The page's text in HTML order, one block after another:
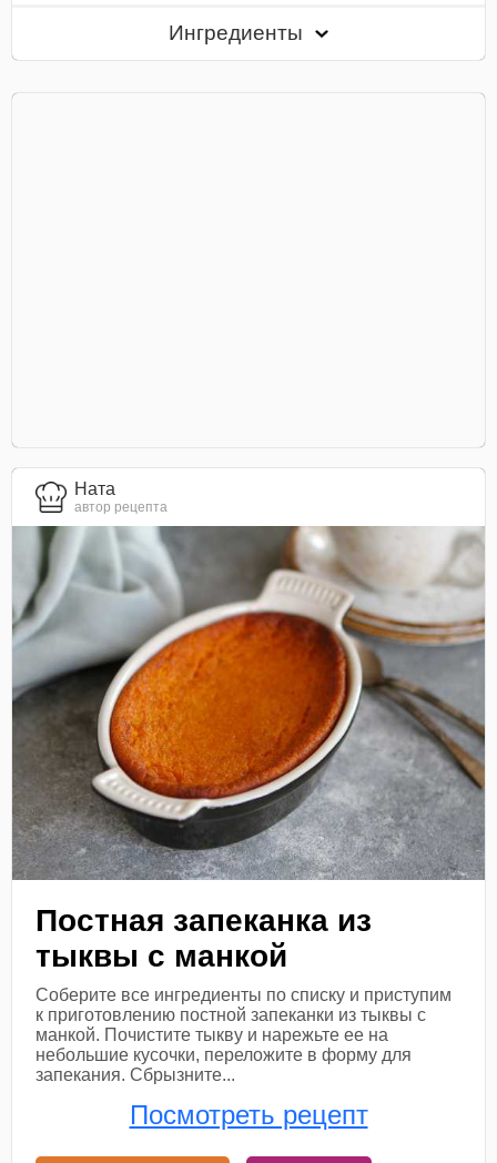
Ингредиенты
Ната
автор рецепта
Постная запеканка из
тыквы с манкой
Соберите все ингредиенты по списку и приступим
к приготовлению постной запеканки из тыквы с
манкой. Почистите тыкву и нарежьте ее на
небольшие кусочки, переложите в форму для
запекания. Сбрызните...
Посмотреть рецепт